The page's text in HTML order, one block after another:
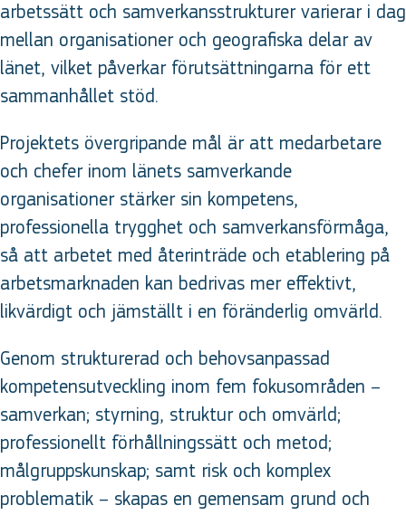
arbetssätt och samverkansstrukturer varierar i dag
mellan organisationer och geografiska delar av
länet, vilket påverkar förutsättningarna för ett
sammanhållet stöd.
Projektets övergripande mål är att medarbetare
och chefer inom länets samverkande
organisationer stärker sin kompetens,
professionella trygghet och samverkansförmåga,
så att arbetet med återinträde och etablering på
arbetsmarknaden kan bedrivas mer effektivt,
likvärdigt och jämställt i en föränderlig omvärld.
Genom strukturerad och behovsanpassad
kompetensutveckling inom fem fokusområden –
samverkan; styrning, struktur och omvärld;
professionellt förhållningssätt och metod;
målgruppskunskap; samt risk och komplex
problematik – skapas en gemensam grund och